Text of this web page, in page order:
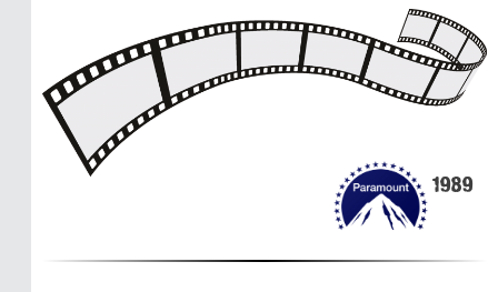
Mythen, Märchen & Legenden (2025)
Sightseeing:
Die Eifel entdecken
1989